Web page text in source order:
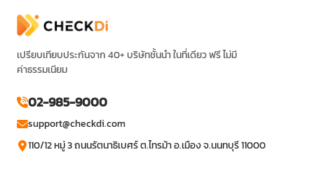
เปรียบเทียบประกันจาก 40+ บริษัทชั้นนำ ในที่เดียว ฟรี ไม่มี
ค่าธรรมเนียม
02-985-9000
support@checkdi.com
110/12 หมู่ 3 ถนนรัตนาธิเบศร์ ต.ไทรม้า อ.เมือง จ.นนทบุรี 11000